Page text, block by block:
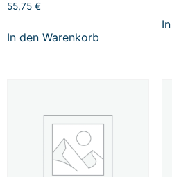
55,75 €
In den Warenkorb